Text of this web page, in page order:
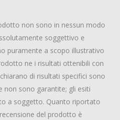
non sono in nessun modo
soggettivo e
puramente a scopo illustrativo
ne i risultati ottenibili con
di risultati specifici sono
non sono garantite; gli esiti
a soggetto. Quanto riportato
del prodotto è